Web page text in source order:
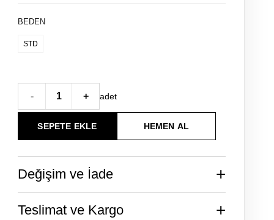
BEDEN
STD
- 1 + adet
Değişim ve İade +
Teslimat ve Kargo +